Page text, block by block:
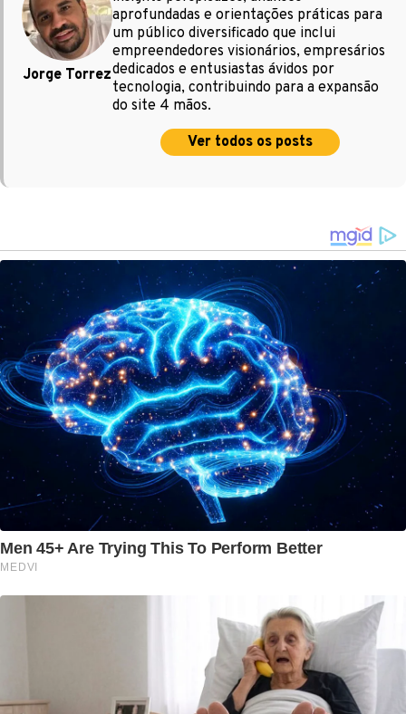
Jorge Torrez
aprofundadas e orientações práticas para
um público diversificado que inclui
empreendedores visionários, empresários
dedicados e entusiastas ávidos por
tecnologia, contribuindo para a expansão
do site 4 mãos.
Ver todos os posts